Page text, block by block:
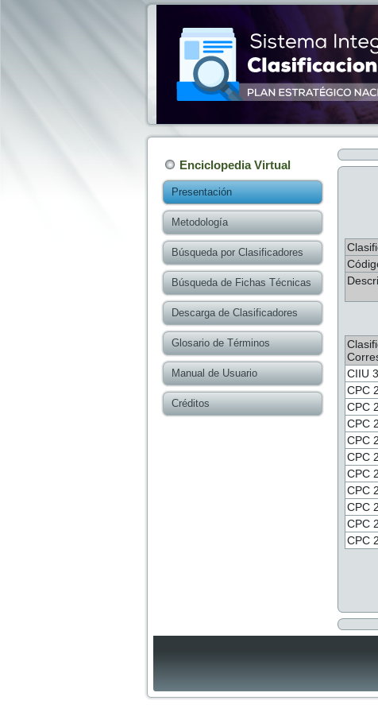
Enciclopedia Virtual
Presentación
Metodología
Búsqueda por Clasificadores
Búsqueda de Fichas Técnicas
Descarga de Clasificadores
Glosario de Términos
Manual de Usuario
Créditos
CIIU
CPC
CPC
CPC
CPC
CPC
CPC
CPC
CPC
CPC
CPC